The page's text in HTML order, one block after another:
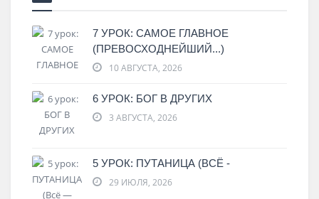
7 УРОК: САМОЕ ГЛАВНОЕ
(ПРЕВОСХОДНЕЙШИЙ...)
10 АВГУСТА, 2026
6 УРОК: БОГ В ДРУГИХ
3 АВГУСТА, 2026
5 УРОК: ПУТАНИЦА (ВСЁ -
29 ИЮЛЯ, 2026